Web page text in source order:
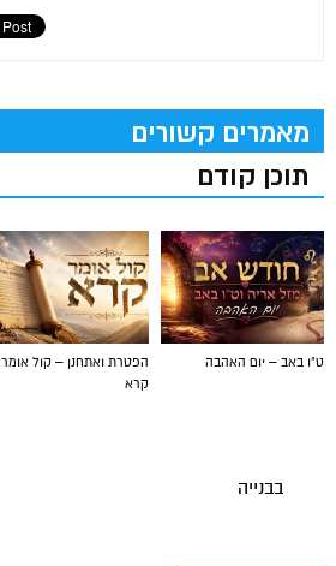
מאמרים קשורים
תוכן קודם
הפטרת ואתחנן – קול אומר
קרא
ט"ו באב – יום האהבה
בבנייה